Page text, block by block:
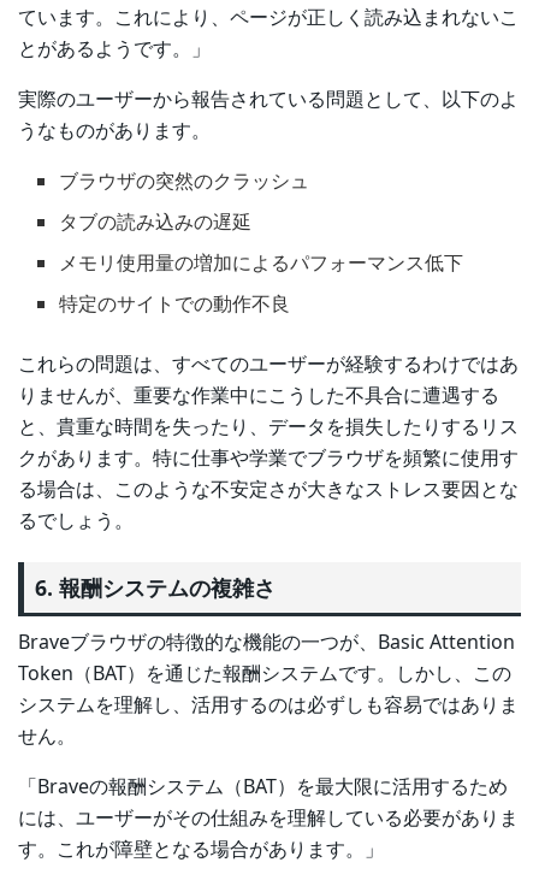
ています。これにより、ページが正しく読み込まれないこ
とがあるようです。」
実際のユーザーから報告されている問題として、以下のよ
うなものがあります。
ブラウザの突然のクラッシュ
タブの読み込みの遅延
メモリ使用量の増加によるパフォーマンス低下
特定のサイトでの動作不良
これらの問題は、すべてのユーザーが経験するわけではあ
りませんが、重要な作業中にこうした不具合に遭遇する
と、貴重な時間を失ったり、データを損失したりするリス
クがあります。特に仕事や学業でブラウザを頻繁に使用す
る場合は、このような不安定さが大きなストレス要因とな
るでしょう。
6. 報酬システムの複雑さ
Braveブラウザの特徴的な機能の一つが、Basic Attention
Token（BAT）を通じた報酬システムです。しかし、この
システムを理解し、活用するのは必ずしも容易ではありま
せん。
「Braveの報酬システム（BAT）を最大限に活用するため
には、ユーザーがその仕組みを理解している必要がありま
す。これが障壁となる場合があります。」